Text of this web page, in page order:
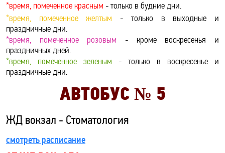
*время, помеченное красным - только в будние дни.
*время, помеченное желтым - только в выходные и
праздничные дни.
*время, помеченное розовым - кроме воскресенья и
праздничных дней.
*время, помеченное зеленым - только в воскресенье и
праздничные дни.
АВТОБУС № 5
ЖД вокзал - Стоматология
смотреть расписание